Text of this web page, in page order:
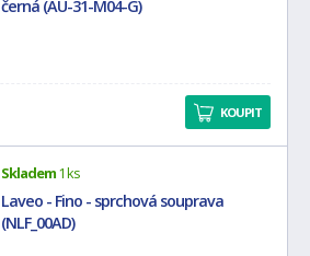
černá (AU-31-M04-G)
KOUPIT
Skladem1 ks
Laveo - Fino - sprchová souprava
(NLF_00AD)